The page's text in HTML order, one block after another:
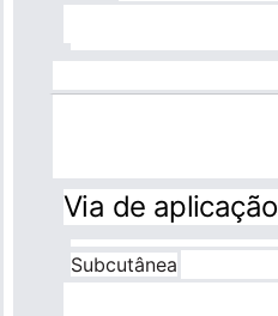
Via de aplicação
Subcutânea